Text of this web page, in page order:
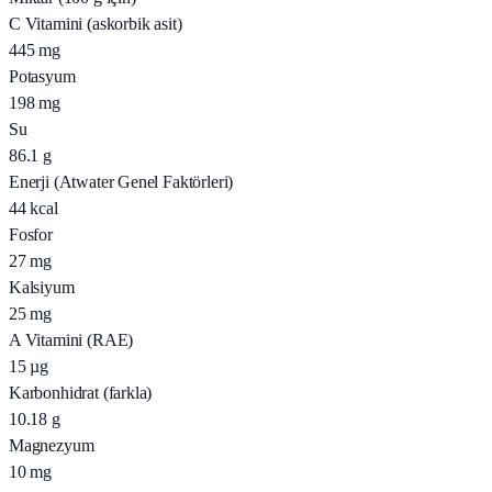
C Vitamini (askorbik asit)
445 mg
Potasyum
198 mg
Su
86.1 g
Enerji (Atwater Genel Faktörleri)
44 kcal
Fosfor
27 mg
Kalsiyum
25 mg
A Vitamini (RAE)
15 µg
Karbonhidrat (farkla)
10.18 g
Magnezyum
10 mg